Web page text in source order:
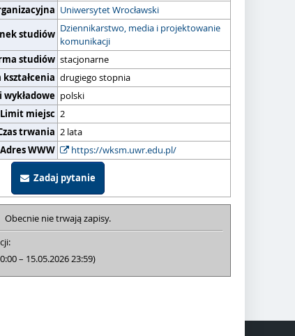
Uniwersytet Wrocławski
studiów Dziennikarstwo, media i projektowanie
komunikacji
studiów stacjonarne
kształcenia drugiego stopnia
wykładowe polski
Limit miejsc 2
trwania 2 lata
Adres WWW
https://wksm.uwr.edu.pl/
Zadaj pytanie
Obecnie nie trwają zapisy.
– 15.05.2026 23:59)